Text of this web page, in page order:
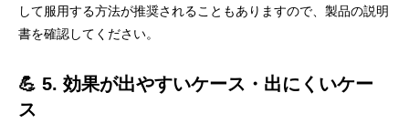
して服用する方法が推奨されることもありますので、製品の説明
書を確認してください。
💪 5. 効果が出やすいケース・出にくいケー
ス